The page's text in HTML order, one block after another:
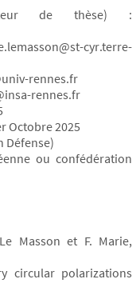
de thèse) :
cyr.terre-
rennes.fr
rennes.fr
Octobre 2025
Défense)
ou confédération
Masson et F. Marie,
circular polarizations